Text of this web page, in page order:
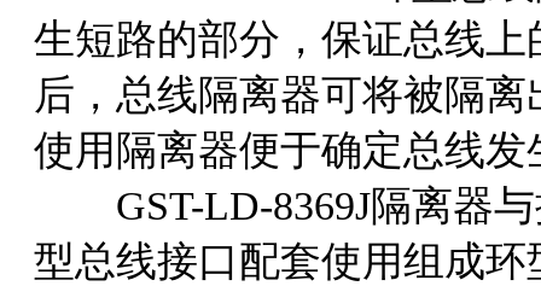
生短路的部分，保证总线
后，总线隔离器可将被隔
使用隔离器便于确定总线
GST-LD-8369J隔离器与
型总线接口配套使用组成